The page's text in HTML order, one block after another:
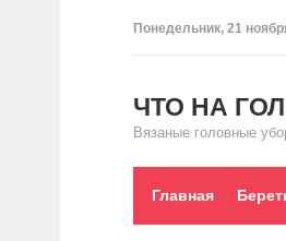
Понедельник, 21
ЧТО НА
Вязаные головные
Главная